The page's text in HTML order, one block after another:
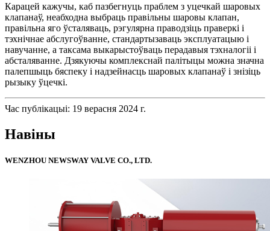
Карацей кажучы, каб пазбегнуць праблем з уцечкай шаровых
клапанаў, неабходна выбраць правільны шаровы клапан,
правільна яго ўсталяваць, рэгулярна праводзіць праверкі і
тэхнічнае абслугоўванне, стандартызаваць эксплуатацыю і
навучанне, а таксама выкарыстоўваць перадавыя тэхналогіі і
абсталяванне. Дзякуючы комплекснай палітыцы можна значна
палепшыць бяспеку і надзейнасць шаровых клапанаў і знізіць
рызыку ўцечкі.
Час публікацыі: 19 верасня 2024 г.
Навіны
WENZHOU NEWSWAY VALVE CO., LTD.